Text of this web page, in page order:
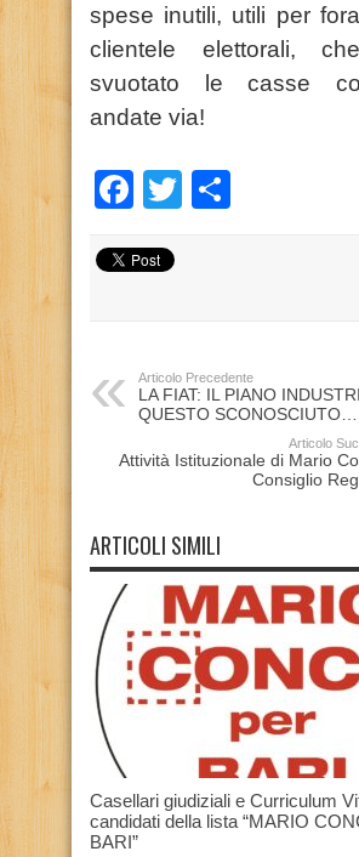
spese inutili, utili per
clientele elettorali,
svuotato le casse
andate via!
Facebook
Twitter
Articolo Precedente
LA FIAT: IL PIANO
QUESTO SCONOSCIUTO…
Articolo
Attività Istituzionale di Mario
Consiglio
ARTICOLI SIMILI
Casellari giudiziali e Curriculum
candidati della lista “MARIO
BARI”